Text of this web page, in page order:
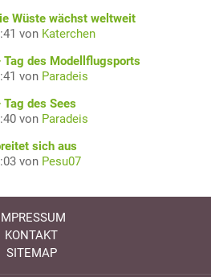
Wüste wächst weltweit
von Katerchen
des Modellflugsports
von Paradeis
des Sees
von Paradeis
sich aus
von Pesu07
KONTAKT
SITEMAP